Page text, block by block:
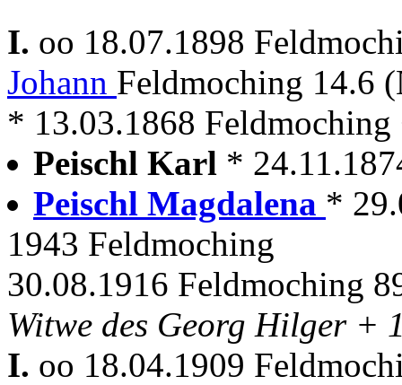
I. oo 18.07.1898
Johann Feldmoching 14.6
* 13.03.1868
Peischl Karl *
Peischl Magdalena *
1943 Feldmoching
30.08.1916 Feldmoching
Witwe des Georg Hilger +
I. oo 18.04.1909